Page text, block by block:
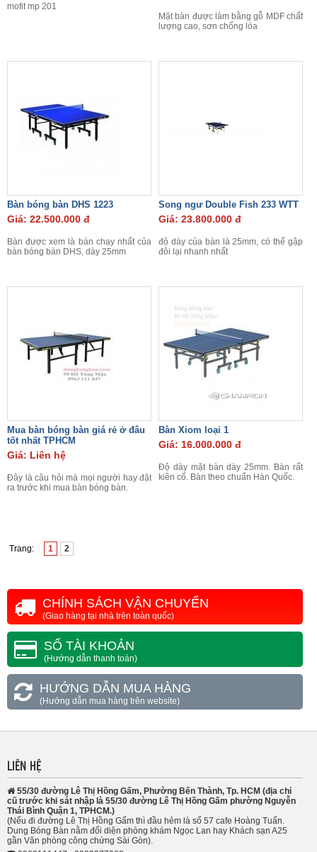
mofit mp 201
Mặt bàn được làm bằng gỗ MDF chất
lượng cao, sơn chống lóa
Bàn bóng bàn DHS 1223
Giá: 22.500.000 đ
Bàn được xem là bán chạy nhất của
bàn bóng bàn DHS, dày 25mm
Song ngư Double Fish 233 WTT
Giá: 23.800.000 đ
độ dày của bàn là 25mm, có thể gập
đôi lại nhanh nhất
Mua bàn bóng bàn giá rẻ ở đâu
tốt nhất TPHCM
Giá: Liên hệ
Đây là câu hỏi mà mọi người hay đặt
ra trước khi mua bàn bóng bàn.
Bàn Xiom loại 1
Giá: 16.000.000 đ
Độ dày mặt bàn dày 25mm. Bàn rất
kiên cố. Bàn theo chuẩn Hàn Quốc.
Trang: 1 2
CHÍNH SÁCH VẬN CHUYỂN
(Giao hàng tại nhà trên toàn quốc)
SỐ TÀI KHOẢN
(Hướng dẫn thanh toán)
HƯỚNG DẪN MUA HÀNG
(Hướng dẫn mua hàng trên website)
LIÊN HỆ
55/30 đường Lê Thị Hồng Gấm, Phường Bến Thành, Tp. HCM (địa chỉ
cũ trước khi sát nhập là 55/30 đường Lê Thị Hồng Gấm phường Nguyễn
Thái Bình Quận 1, TPHCM.)
(Nếu đi đường Lê Thị Hồng Gấm thì đầu hẻm là số 57 cafe Hoàng Tuấn.
Dung Bóng Bàn nằm đối diện phòng khám Ngọc Lan hay Khách sạn A25
gần Văn phòng công chứng Sài Gòn).